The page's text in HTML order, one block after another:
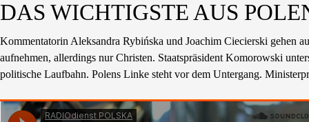
DAS WICHTIGSTE AUS
Kommentatorin Aleksandra Rybińska und Joachim Ciecierski gehen
aufnehmen, allerdings nur Christen. Staatspräsident Komorowski
politische Laufbahn. Polens Linke steht vor dem Untergang.